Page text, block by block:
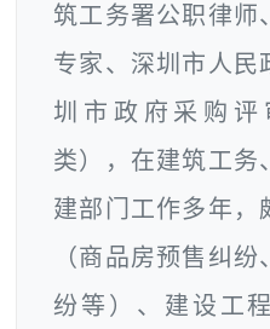
筑工务署公职律师
专家、深圳市人民
圳市政府采购
类），在建筑工务
建部门工作多年，
（商品房预售纠
纷等）、建设工